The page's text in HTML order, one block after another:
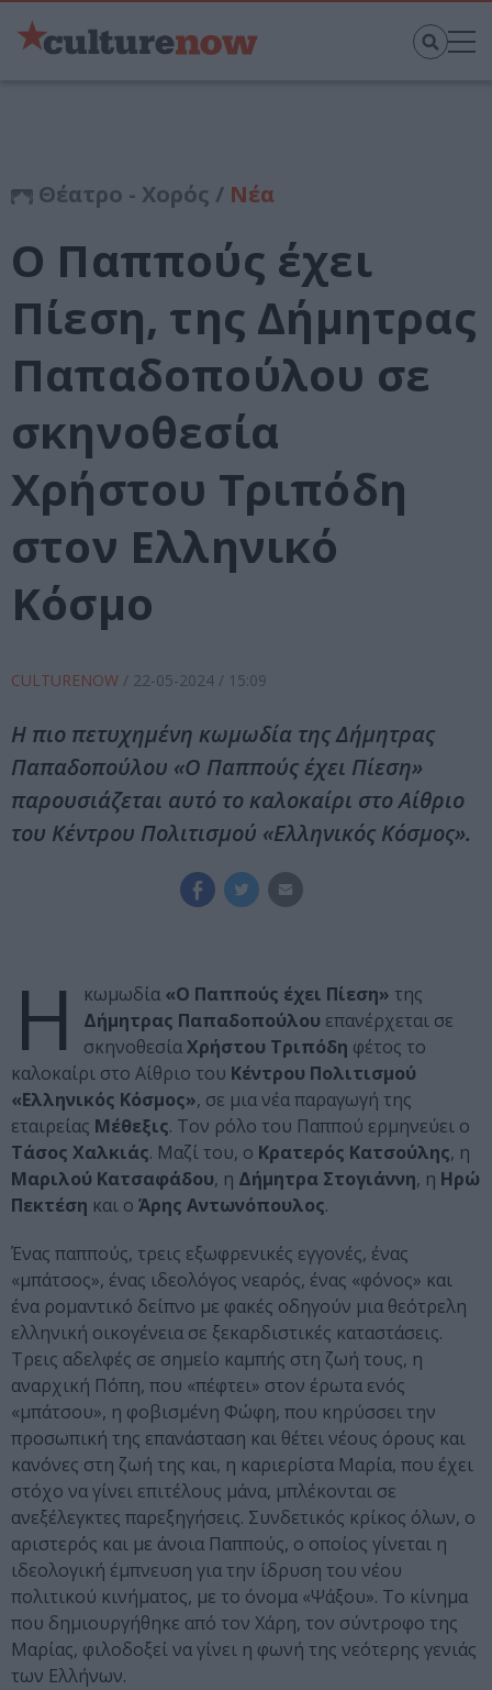
Θέατρο - Χορός / Νέα
Ο Παππούς έχει
Πίεση, της Δήμητρας
Παπαδοπούλου σε
σκηνοθεσία
Χρήστου Τριπόδη
στον Ελληνικό
Κόσμο
CULTURENOW / 22-05-2024 / 15:09
Η πιο πετυχημένη κωμωδία της Δήμητρας
Παπαδοπούλου «Ο Παππούς έχει Πίεση»
παρουσιάζεται αυτό το καλοκαίρι στο Αίθριο
του Κέντρου Πολιτισμού «Ελληνικός Κόσμος».
Η κωμωδία «Ο Παππούς έχει Πίεση» της
Δήμητρας Παπαδοπούλου επανέρχεται σε
σκηνοθεσίαΧρήστου Τριπόδη φέτος το
καλοκαίρι στο Αίθριο του Κέντρου Πολιτισμού
«Ελληνικός Κόσμος», σε μια νέα παραγωγή της
εταιρείας Μέθεξις. Τον ρόλο του Παππού ερμηνεύει ο
Τάσος Χαλκιάς. Μαζί του, ο Κρατερός Κατσούλης, η
Μαριλού Κατσαφάδου, η Δήμητρα Στογιάννη, η Ηρώ
Πεκτέση και ο Άρης Αντωνόπουλος.
Ένας παππούς, τρεις εξωφρενικές εγγονές, ένας
«μπάτσος», ένας ιδεολόγος νεαρός, ένας «φόνος» και
ένα ρομαντικό δείπνο με φακές οδηγούν μια θεότρελη
ελληνική οικογένεια σε ξεκαρδιστικές καταστάσεις.
Τρεις αδελφές σε σημείο καμπής στη ζωή τους, η
αναρχική Πόπη, που «πέφτει» στον έρωτα ενός
«μπάτσου», η φοβισμένη Φώφη, που κηρύσσει την
προσωπική της επανάσταση και θέτει νέους όρους και
κανόνες στη ζωή της και, η καριερίστα Μαρία, που έχει
στόχο να γίνει επιτέλους μάνα, μπλέκονται σε
ανεξέλεγκτες παρεξηγήσεις. Συνδετικός κρίκος όλων, ο
αριστερός και με άνοια Παππούς, ο οποίος γίνεται η
ιδεολογική έμπνευση για την ίδρυση του νέου
πολιτικού κινήματος, με το όνομα «Ψάξου». Το κίνημα
που δημιουργήθηκε από τον Χάρη, τον σύντροφο της
Μαρίας, φιλοδοξεί να γίνει η φωνή της νεότερης γενιάς
των Ελλήνων.